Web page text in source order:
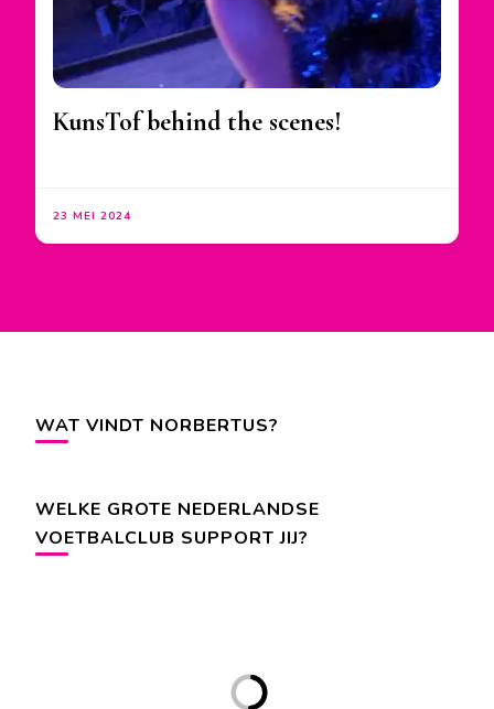
KunsTof behind the scenes!
23 MEI 2024
WAT VINDT NORBERTUS?
WELKE GROTE NEDERLANDSE
VOETBALCLUB SUPPORT JIJ?